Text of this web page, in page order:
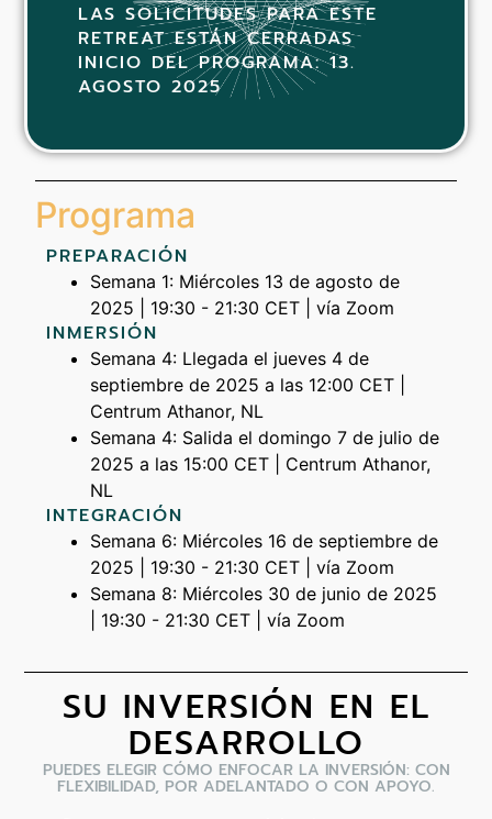
LAS SOLICITUDES PARA ESTE
RETREAT ESTÁN CERRADAS
INICIO DEL PROGRAMA: 13.
AGOSTO 2025
Programa
PREPARACIÓN
Semana 1: Miércoles 13 de agosto de
2025 | 19:30 - 21:30 CET | vía Zoom
INMERSIÓN
Semana 4: Llegada el jueves 4 de
septiembre de 2025 a las 12:00 CET |
Centrum Athanor, NL
Semana 4: Salida el domingo 7 de julio de
2025 a las 15:00 CET | Centrum Athanor,
NL
INTEGRACIÓN
Semana 6: Miércoles 16 de septiembre de
2025 | 19:30 - 21:30 CET | vía Zoom
Semana 8: Miércoles 30 de junio de 2025
| 19:30 - 21:30 CET | vía Zoom
SU INVERSIÓN EN EL
DESARROLLO
PUEDES ELEGIR CÓMO ENFOCAR LA INVERSIÓN: CON
FLEXIBILIDAD, POR ADELANTADO O CON APOYO.